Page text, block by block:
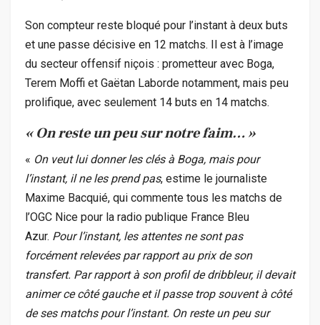
Son compteur reste bloqué pour l’instant à deux buts
et une passe décisive en 12 matchs. Il est à l’image
du secteur offensif niçois : prometteur avec Boga,
Terem Moffi et Gaëtan Laborde notamment, mais peu
prolifique, avec seulement 14 buts en 14 matchs.
« On reste un peu sur notre faim… »
« On veut lui donner les clés à Boga, mais pour
l’instant, il ne les prend pas, estime le journaliste
Maxime Bacquié, qui commente tous les matchs de
l’OGC Nice pour la radio publique France Bleu
Azur. Pour l’instant, les attentes ne sont pas
forcément relevées par rapport au prix de son
transfert. Par rapport à son profil de dribbleur, il devait
animer ce côté gauche et il passe trop souvent à côté
de ses matchs pour l’instant. On reste un peu sur